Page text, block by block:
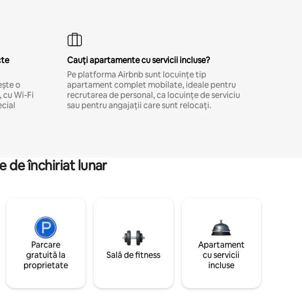
o
cu Wi-Fi
Cauți apartamente cu servicii incluse?
Pe platforma Airbnb sunt locuințe tip
apartament complet mobilate, ideale pentru
recrutarea de personal, ca locuințe de serviciu
sau pentru angajații care sunt relocați.
de închiriat lunar
Parcare
gratuită la
proprietate
Sală de fitness
Apartament
cu servicii
incluse